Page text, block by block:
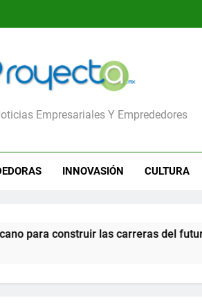
Empresariales Y Emprededores
INNOVASIÓN CULTURA
las carreras del futuro